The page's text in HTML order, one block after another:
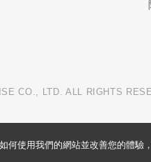
CO., LTD. ALL RIGHTS
何使用我們的網站並改善您的體